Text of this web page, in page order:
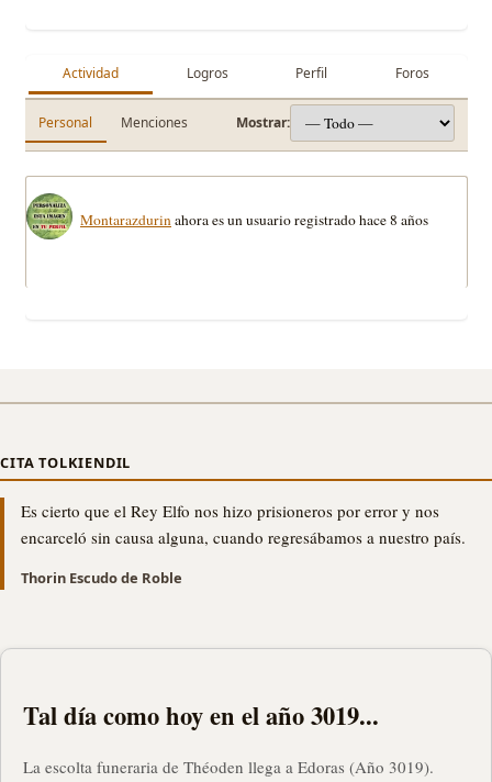
Actividad Logros Perfil Foros
Personal Menciones Mostrar:
Montarazdurinahora es un usuario registradohace 8 años
CITA TOLKIENDIL
Es cierto que el Rey Elfo nos hizo prisioneros por error y nos
encarceló sin causa alguna, cuando regresábamos a nuestro país.
Thorin Escudo de Roble
Tal día como hoy en el año 3019...
La escolta funeraria de Théoden llega a Edoras (Año 3019).